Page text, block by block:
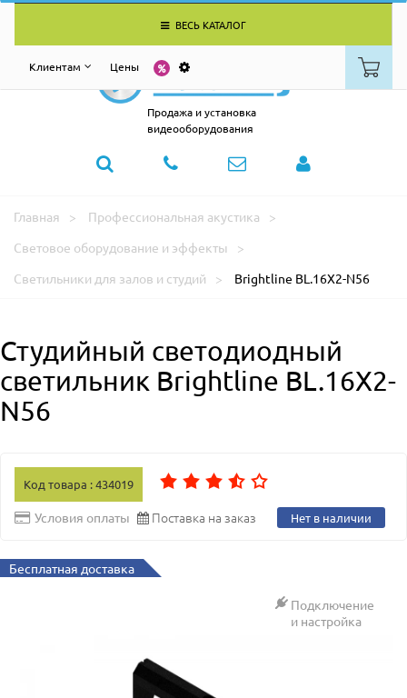
ВЕСЬ КАТАЛОГ
Клиентам Цены
Продажа и установка
видеооборудования
Главная
Профессиональная акустика
Световое оборудование и эффекты
Светильники для залов и студий
Brightline BL.16X2-N56
Студийный светодиодный
светильник Brightline BL.16X2-
N56
Код товара : 434019
Условия оплаты Поставка на заказ Нет в наличии
Бесплатная доставка
Подключение
и настройка